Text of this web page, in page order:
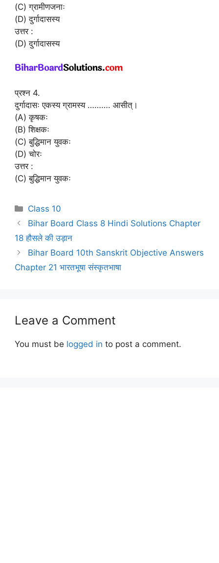
(C) ग्रामीणजनाः
(D) दुर्गादासस्य
उत्तर :
(D) दुर्गादासस्य
प्रश्न 4.
दुर्गादासः एकस्य ग्रामस्य ………. आसीत्।
(A) कृषकः
(B) शिक्षकः
(C) बुद्धिमान युवकः
(D) चोरः
उत्तर :
(C) बुद्धिमान युवकः
Categories
Class 10
Bihar Board Class 8 Hindi Solutions Chapter
18 हौसले की उड़ान
Bihar Board 10th Sanskrit Objective Answers
Chapter 21 भारतभूषा संस्कृतभाषा
Leave a Comment
You must be logged in to post a comment.